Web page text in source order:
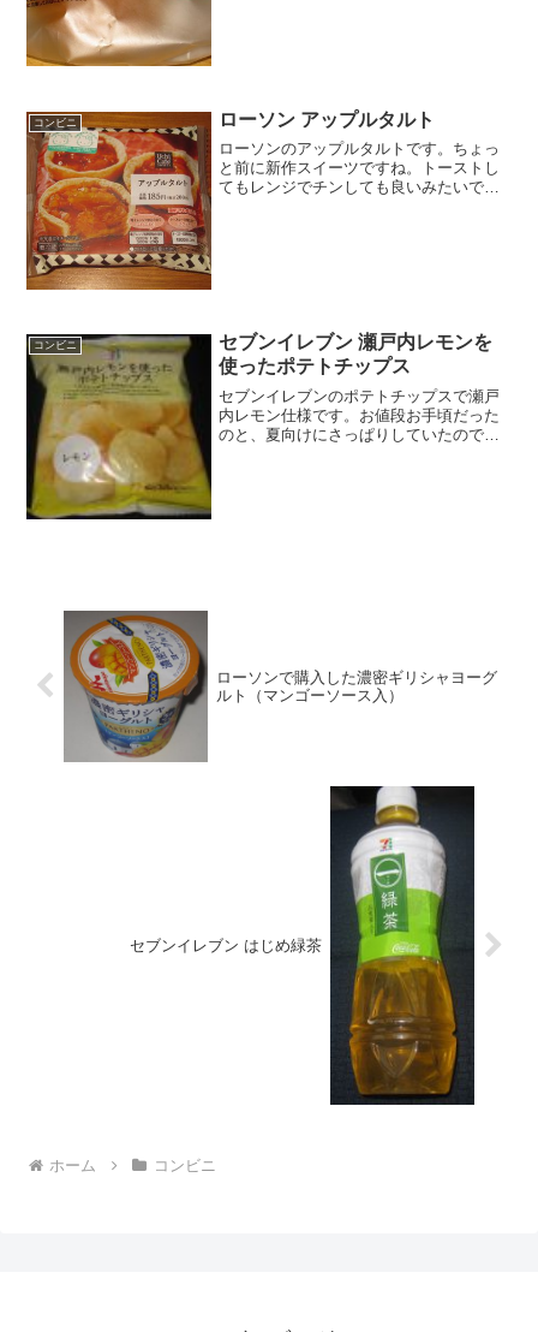
コンビニ ローソン アップルタルト
ローソンのアップルタルトです。ちょっ
と前に新作スイーツですね。トーストし
てもレンジでチンしても良いみたいです
コンビニ
セブンイレブン 瀬戸内レモンを
使ったポテトチップス
セブンイレブンのポテトチップスで瀬戸
内レモン仕様です。お値段お手頃だった
のと、夏向けにさっぱりしていたので良
ローソンで購入した濃密ギリシャヨーグ
ルト（マンゴーソース入）
セブンイレブン はじめ緑茶
ホーム コンビニ